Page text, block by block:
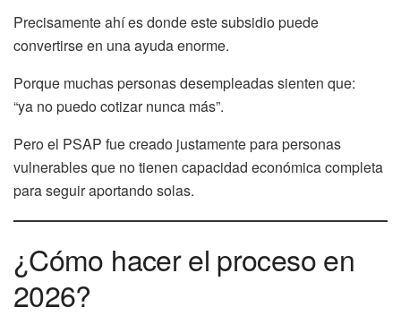
Precisamente ahí es donde este subsidio puede
convertirse en una ayuda enorme.
Porque muchas personas desempleadas sienten que:
“ya no puedo cotizar nunca más”.
Pero el PSAP fue creado justamente para personas
vulnerables que no tienen capacidad económica completa
para seguir aportando solas.
¿Cómo hacer el proceso en
2026?